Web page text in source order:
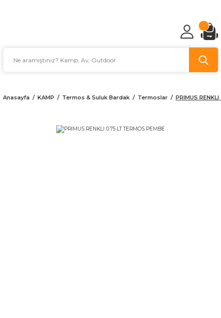
Anasayfa KAMP Termos & Suluk Bardak Termoslar PRIMUS